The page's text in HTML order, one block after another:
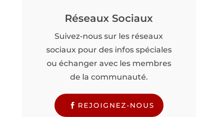
Réseaux Sociaux
Suivez-nous sur les réseaux
sociaux pour des infos spéciales
ou échanger avec les membres
de la communauté.
REJOIGNEZ-NOUS